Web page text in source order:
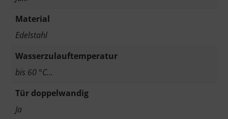
Material
Edelstahl
Wasserzulauftemperatur
bis 60 °C…
Tür doppelwandig
Ja